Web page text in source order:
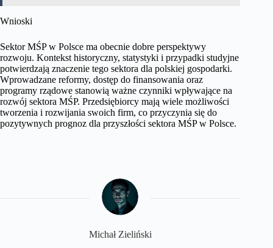
Wnioski
Sektor MŚP w Polsce ma obecnie dobre perspektywy
rozwoju. Kontekst historyczny, statystyki i przypadki studyjne
potwierdzają znaczenie tego sektora dla polskiej gospodarki.
Wprowadzane reformy, dostęp do finansowania oraz
programy rządowe stanowią ważne czynniki wpływające na
rozwój sektora MŚP. Przedsiębiorcy mają wiele możliwości
tworzenia i rozwijania swoich firm, co przyczynia się do
pozytywnych prognoz dla przyszłości sektora MŚP w Polsce.
Michał Zieliński